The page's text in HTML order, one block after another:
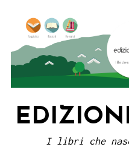
content
I libri che